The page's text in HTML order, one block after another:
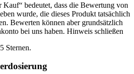
bedeutet, dass die Bewertung von
wurde, die dieses Produkt tatsächlich
Bewerten können aber grundsätzlich
bei uns haben. Hinweis schließen
Sternen.